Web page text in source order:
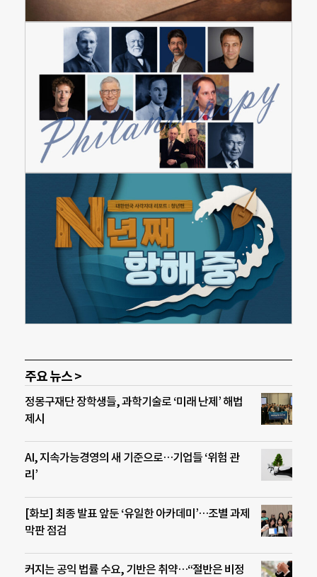
주요 뉴스 >
정몽구재단 장학생들, 과학기술로 ‘미래 난제’ 해법
제시
AI, 지속가능경영의 새 기준으로…기업들 ‘위험 관
리’
[화보] 최종 발표 앞둔 ‘유일한 아카데미’…조별 과제
막판 점검
커지는 공익 법률 수요, 기반은 취약…“절반은 비정